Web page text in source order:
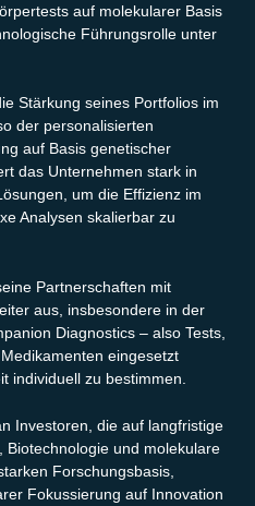
auf molekularer Basis
Führungsrolle unter
Stärkung seines Portfolios im
der personalisierten
auf Basis genetischer
das Unternehmen stark in
um die Effizienz im
Analysen skalierbar zu
Partnerschaften mit
aus, insbesondere in der
Diagnostics – also Tests,
eingesetzt
individuell zu bestimmen.
Investoren, die auf langfristige
Biotechnologie und molekulare
Forschungsbasis,
Fokussierung auf Innovation